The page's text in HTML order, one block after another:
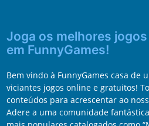
Joga os melhores jogos gratuitos online
em FunnyGames!
Bem vindo à FunnyGames casa de
viciantes jogos online e gratuitos!
conteúdos para acrescentar ao
Adere a uma comunidade